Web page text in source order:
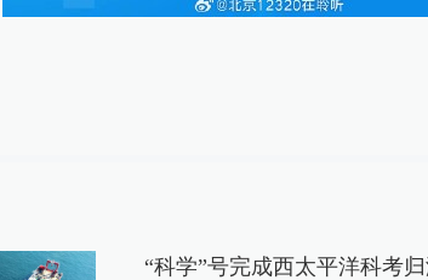
“科学”号完成西太平洋科考